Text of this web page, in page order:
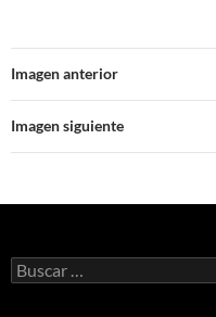
Imagen anterior
Imagen siguiente
Buscar: